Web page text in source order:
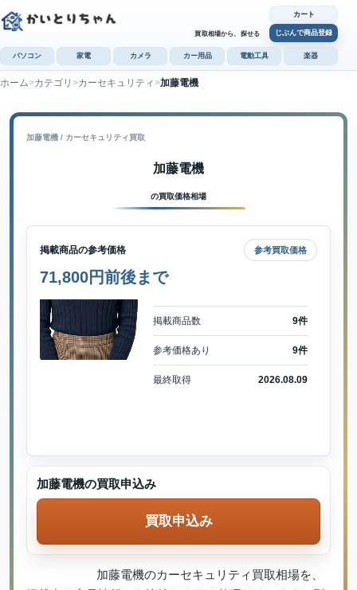
買取相場から、探せる
カート
じぶんで商品登録
パソコン 家電 カメラ カー用品 電動工具 楽器
ホーム カテゴリ カーセキュリティ 加藤電機
加藤電機 / カーセキュリティ買取
加藤電機
の買取価格相場
掲載商品の参考価格 参考買取価格
71,800円前後まで
掲載商品数 9件
参考価格あり 9件
最終取得 2026.08.09
加藤電機のカーセキュリティ買取相場を、
加藤電機の買取申込み
買取申込み